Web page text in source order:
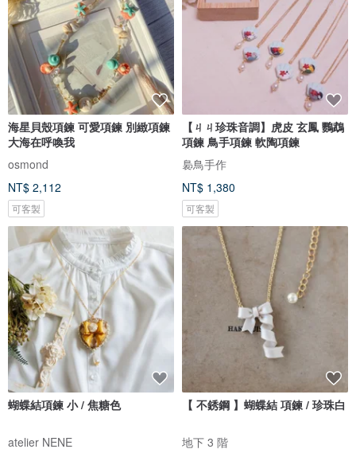
海星貝殼項鍊 可愛項鍊 別緻項鍊
大海在呼喚我
osmond
NT$ 2,112
可客製
【ㄐㄐ珍珠音調】虎皮 玄鳳 鸚鵡
項鍊 鳥手項鍊 軟陶項鍊
裊鳥手作
NT$ 1,380
可客製
蝴蝶結項鍊 小 / 焦糖色
atelier NENE
【 不銹鋼 】蝴蝶結 項鍊 / 珍珠白
地下 3 階